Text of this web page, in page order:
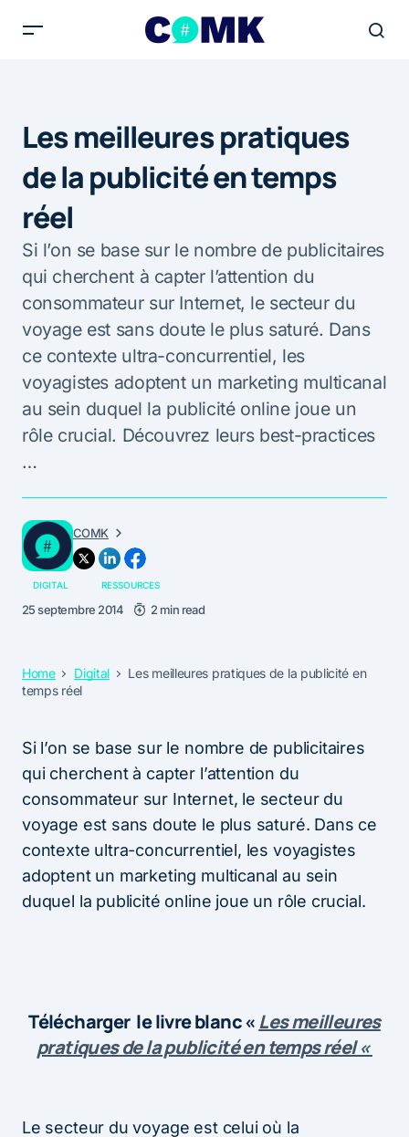
Les meilleures pratiques
de la publicité en temps
réel
Si l’on se base sur le nombre de publicitaires
qui cherchent à capter l’attention du
consommateur sur Internet, le secteur du
voyage est sans doute le plus saturé. Dans
ce contexte ultra-concurrentiel, les
voyagistes adoptent un marketing multicanal
au sein duquel la publicité online joue un
rôle crucial. Découvrez leurs best-practices
…
COMK
DIGITAL RESSOURCES
25 septembre 2014 2 min read
Home Digital
Les meilleures pratiques de la publicité en
temps réel
Si l’on se base sur le nombre de publicitaires
qui cherchent à capter l’attention du
consommateur sur Internet, le secteur du
voyage est sans doute le plus saturé. Dans ce
contexte ultra-concurrentiel, les voyagistes
adoptent un marketing multicanal au sein
duquel la publicité online joue un rôle crucial.
Télécharger le livre blanc «Les meilleures
pratiques de la publicité en temps réel «
Le secteur du voyage est celui où la